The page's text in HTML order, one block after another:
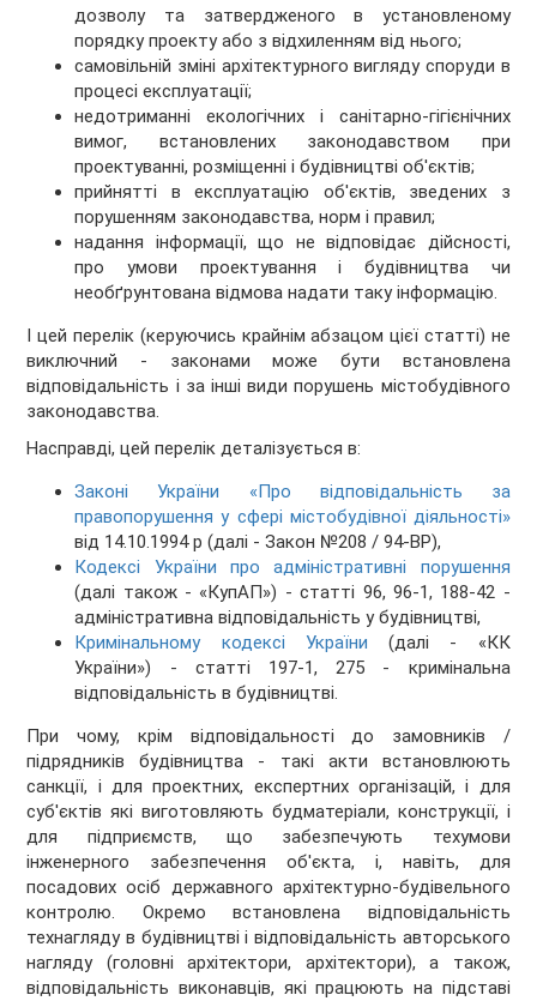
дозволу та затвердженого в установленому
порядку проекту або з відхиленням від нього;
самовільній зміні архітектурного вигляду споруди в
процесі експлуатації;
недотриманні екологічних і санітарно-гігієнічних
вимог, встановлених законодавством при
проектуванні, розміщенні і будівництві об'єктів;
прийнятті в експлуатацію об'єктів, зведених з
порушенням законодавства, норм і правил;
надання інформації, що не відповідає дійсності,
про умови проектування і будівництва чи
необґрунтована відмова надати таку інформацію.
І цей перелік (керуючись крайнім абзацом цієї статті) не
виключний - законами може бути встановлена
відповідальність і за інші види порушень містобудівного
законодавства.
Насправді, цей перелік деталізується в:
Законі України «Про відповідальність за
правопорушення у сфері містобудівної діяльності»
від 14.10.1994 р (далі - Закон №208 / 94-ВР),
Кодексі України про адміністративні порушення
(далі також - «КупАП») - статті 96, 96-1, 188-42 -
адміністративна відповідальність у будівництві,
Кримінальному кодексі України (далі - «КК
України») - статті 197-1, 275 - кримінальна
відповідальність в будівництві.
При чому, крім відповідальності до замовників /
підрядників будівництва - такі акти встановлюють
санкції, і для проектних, експертних організацій, і для
суб'єктів які виготовляють будматеріали, конструкції, і
для підприємств, що забезпечують техумови
інженерного забезпечення об'єкта, і, навіть, для
посадових осіб державного архітектурно-будівельного
контролю. Окремо встановлена відповідальність
технагляду в будівництві і відповідальність авторського
нагляду (головні архітектори, архітектори), а також,
відповідальність виконавців, які працюють на підставі